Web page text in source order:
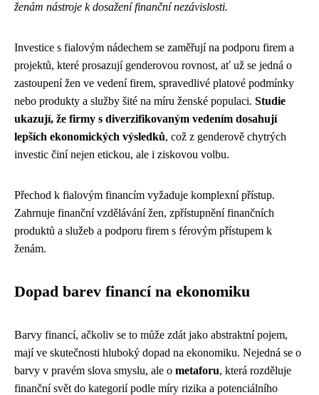
ženám nástroje k dosažení finanční nezávislosti.
Investice s fialovým nádechem se zaměřují na podporu firem a
projektů, které prosazují genderovou rovnost, ať už se jedná o
zastoupení žen ve vedení firem, spravedlivé platové podmínky
nebo produkty a služby šité na míru ženské populaci. Studie
ukazují, že firmy s diverzifikovaným vedením dosahují
lepších ekonomických výsledků, což z genderově chytrých
investic činí nejen etickou, ale i ziskovou volbu.
Přechod k fialovým financím vyžaduje komplexní přístup.
Zahrnuje finanční vzdělávání žen, zpřístupnění finančních
produktů a služeb a podporu firem s férovým přístupem k
ženám.
Dopad barev financí na ekonomiku
Barvy financí, ačkoliv se to může zdát jako abstraktní pojem,
mají ve skutečnosti hluboký dopad na ekonomiku. Nejedná se o
barvy v pravém slova smyslu, ale o metaforu, která rozděluje
finanční svět do kategorií podle míry rizika a potenciálního